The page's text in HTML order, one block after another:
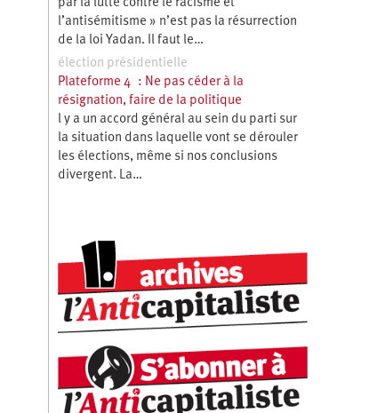
par la lutte contre le racisme et
l’antisémitisme » n’est pas la résurrection
de la loi Yadan. Il faut le…
élection présidentielle
Plateforme 4 : Ne pas céder à la
résignation, faire de la politique
l y a un accord général au sein du parti sur
la situation dans laquelle vont se dérouler
les élections, même si nos conclusions
divergent. La…